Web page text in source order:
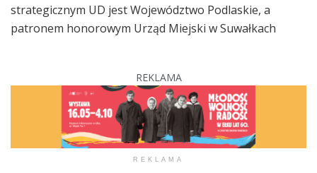
strategicznym UD jest Województwo Podlaskie, a
patronem honorowym Urząd Miejski w Suwałkach
REKLAMA
REKLAMA